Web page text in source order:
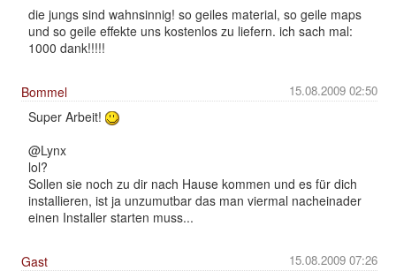
die jungs sind wahnsinnig! so geiles material, so geile maps
und so geile effekte uns kostenlos zu liefern. ich sach mal:
1000 dank!!!!!
15.08.2009 02:50
Bommel
Super Arbeit!
@Lynx
lol?
Sollen sie noch zu dir nach Hause kommen und es für dich
installieren, ist ja unzumutbar das man viermal nacheinader
einen Installer starten muss...
15.08.2009 07:26
Gast